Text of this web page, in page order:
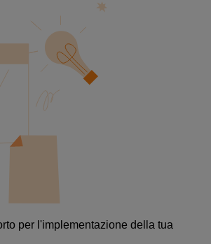
per l'implementazione della tua